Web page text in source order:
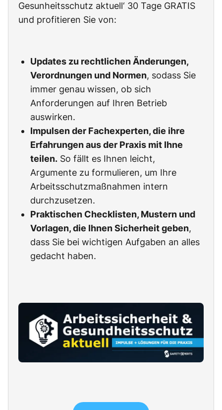
Gesunheitsschutz aktuell‘ 30 Tage GRATIS
und profitieren Sie von:
Updates zu rechtlichen Änderungen,
Verordnungen und Normen, sodass Sie
immer genau wissen, ob sich
Anforderungen auf Ihren Betrieb
auswirken.
Impulsen der Fachexperten, die ihre
Erfahrungen aus der Praxis mit Ihne
teilen. So fällt es Ihnen leicht,
Argumente zu formulieren, um Ihre
Arbeitsschutzmaßnahmen intern
durchzusetzen.
Praktischen Checklisten, Mustern und
Vorlagen, die Ihnen Sicherheit geben,
dass Sie bei wichtigen Aufgaben an alles
gedacht haben.